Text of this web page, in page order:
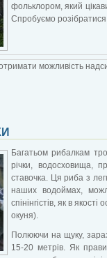
фольклором, який
Спробуємо розібратися
можливість
Багатьом рибалкам
річки, водосховища,
ставочка. Ця риба з
наших водоймах,
спінінгістів, як в
окуня).
Полюючи на щуку,
15-20 метрів. Як